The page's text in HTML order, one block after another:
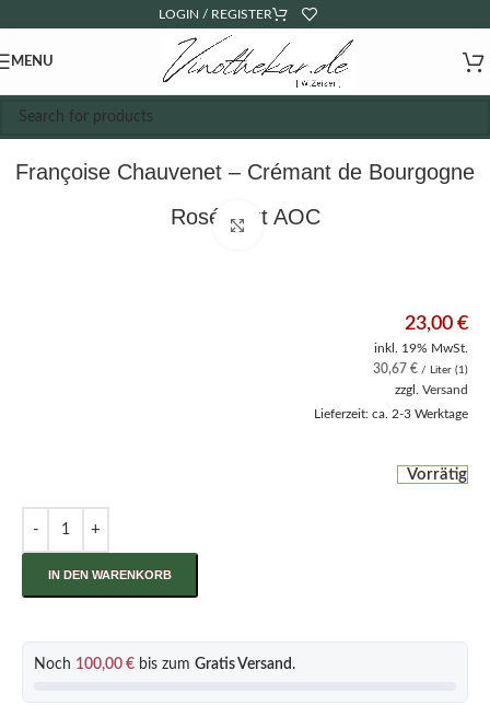
LOGIN / REGISTER
MENU
Françoise Chauvenet – Crémant de Bourgogne
Rosé Brut AOC
Click to enlarge
23,00 €
inkl. 19% MwSt.
30,67 € / Liter (1)
zzgl. Versand
Lieferzeit: ca. 2-3 Werktage
Vorrätig
IN DEN WARENKORB
Noch 100,00 € bis zum Gratis Versand .